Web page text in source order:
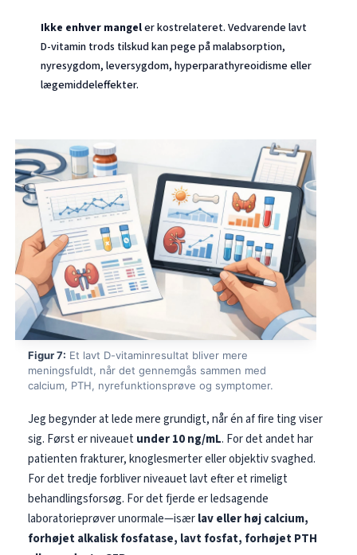
Ikke enhver mangeler kostrelateret. Vedvarende lavt
D-vitamin trods tilskud kan pege på malabsorption,
nyresygdom, leversygdom, hyperparathyreoidisme eller
lægemiddeleffekter.
Figur 7: Et lavt D-vitaminresultat bliver mere
meningsfuldt, når det gennemgås sammen med
calcium, PTH, nyrefunktionsprøve og symptomer.
Jeg begynder at lede mere grundigt, når én af fire ting viser
sig. Først er niveauet under 10 ng/mL. For det andet har
patienten frakturer, knoglesmerter eller objektiv svaghed.
For det tredje forbliver niveauet lavt efter et rimeligt
behandlingsforsøg. For det fjerde er ledsagende
laboratorieprøver unormale—isærlav eller høj calcium,
forhøjet alkalisk fosfatase, lavt fosfat, forhøjet PTH
Magyar
Shqip
বাংলা
اردو
मराठी
தமிழ்
ગુજરાતી
ಕನ್ನಡ
മലയാളം
Bahasa Melayu
Tiếng Việt
Tagalog
ไทย
ဗမာစာ
አማርኛ
Українська
O‘zbekcha